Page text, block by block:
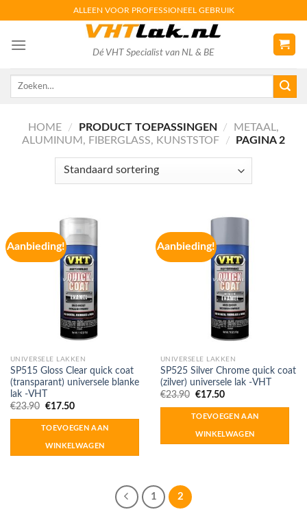
content
ALLEEN VOOR PROFESSIONEEL GEBRUIK
Dé VHT Specialist van NL & BE
Zoeken
HOME / PRODUCT TOEPASSINGEN /
METAAL,
ALUMINUM, FIBERGLASS, KUNSTSTOF
/ PAGINA 2
Aanbieding!
UNIVERSELE LAKKEN
SP515 Gloss Clear quick coat
(transparant) universele blanke
lak -VHT
€23.90 Oorspronkelijke
was:
€23.90.
€17.50Huidige
is:
€17.50.
TOEVOEGEN AAN
WINKELWAGEN
Aanbieding!
UNIVERSELE LAKKEN
SP525 Silver Chrome quick coat
(zilver) universele lak -VHT
€23.90 Oorspronkelijke
was:
€23.90.
€17.50Huidige
is:
€17.50.
TOEVOEGEN AAN
WINKELWAGEN
1 2